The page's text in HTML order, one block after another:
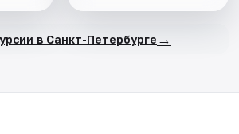
в Санкт-Петербурге →